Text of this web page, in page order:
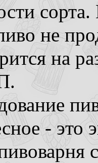
не
на
- это